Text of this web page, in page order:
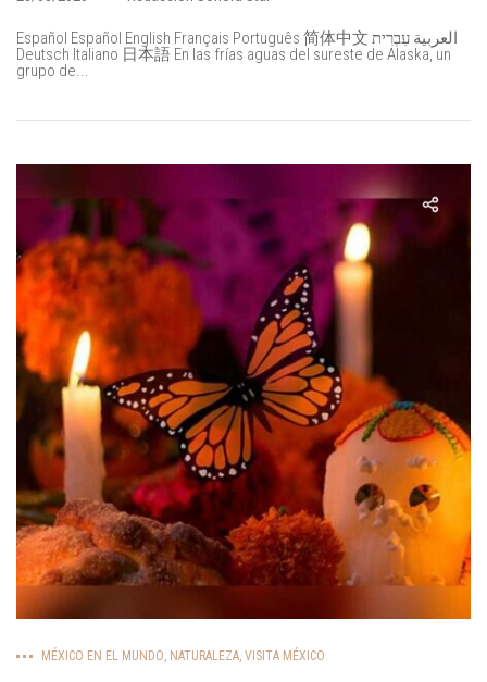
Español Español English Français Português 简体中文 العربية עִבְרִית
Deutsch Italiano 日本語 En las frías aguas del sureste de Alaska, un
grupo de...
MÉXICO EN EL MUNDO, NATURALEZA, VISITA MÉXICO